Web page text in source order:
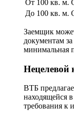
От 100 кв. м.
До 100 кв. м.
Заемщик
документам
минимальная
Нецелевой
ВТБ
находящейся
требования к